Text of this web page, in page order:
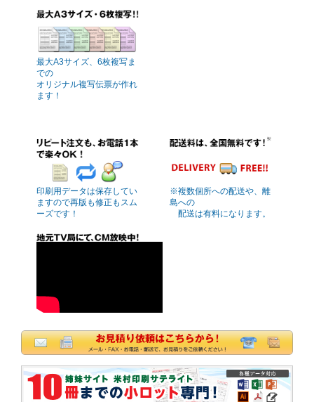
最大A3サイズ、6枚複写ま
での
オリジナル複写伝票が作れ
ます！
印刷用データは保存してい
ますので再版も修正もスム
ーズです！
※複数個所への配送や、離
島への
配送は有料になります。